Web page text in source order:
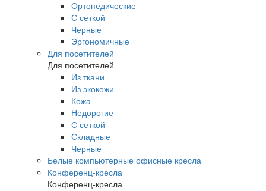
Ортопедические
С сеткой
Черные
Эргономичные
Для посетителей
Для посетителей
Из ткани
Из экокожи
Кожа
Недорогие
С сеткой
Складные
Черные
Белые компьютерные офисные кресла
Конференц-кресла
Конференц-кресла